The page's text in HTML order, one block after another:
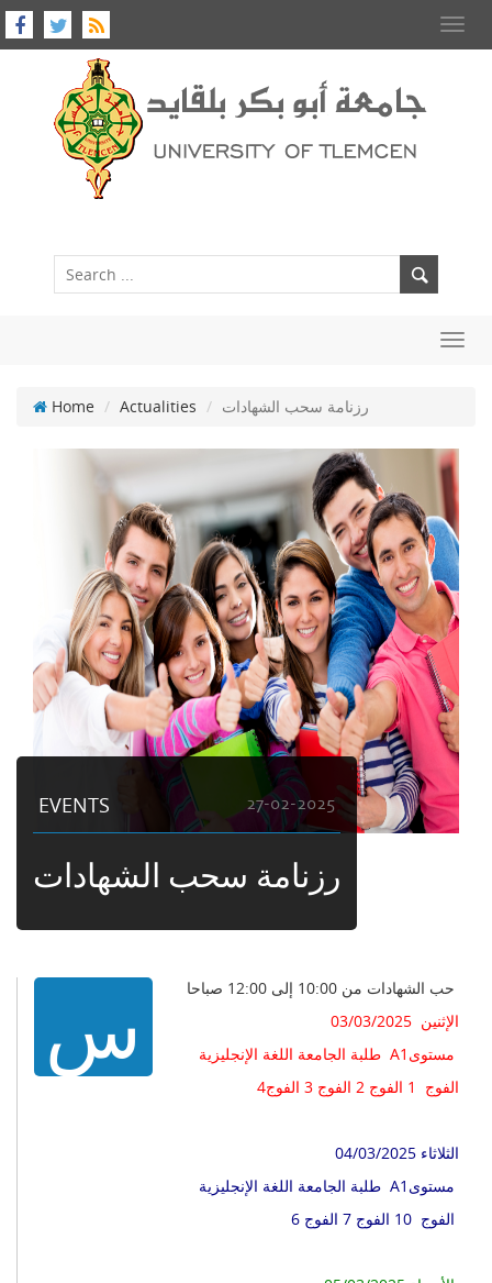
Home Actualities رزنامة سحب الشهادات
EVENTS 27-02-2025
رزنامة سحب الشهادات
س
الإثنين 03/03/2025
الفوج 1 الفوج 2 الفوج 3 الفوج4
الثلاثاء 04/03/2025
الفوج 10 الفوج 7 الفوج 6